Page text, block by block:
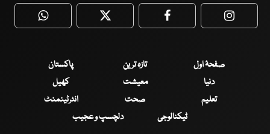
WhatsApp Twitter Facebook
صفحۂ اول تازہ ترین
پاکستان
دنیا
معیشت
کھیل
تعلیم
صحت
انٹرٹینمنٹ
ٹیکنالوجی
دلچسپ و عجیب